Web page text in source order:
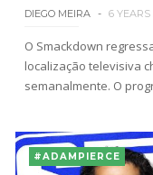
DIEGO MEIRA 6 YEARS
O Smackdown
localização televisiva
semanalmente. O
#ADAMPIERCE